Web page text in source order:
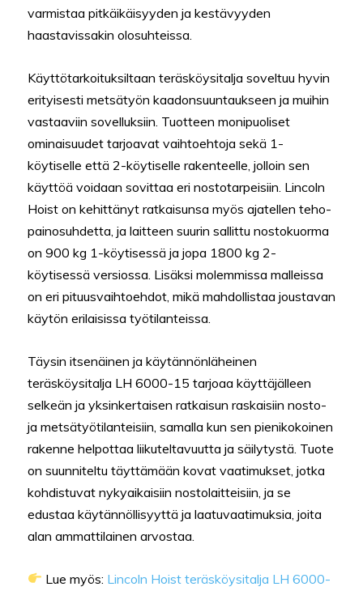
varmistaa pitkäikäisyyden ja kestävyyden
haastavissakin olosuhteissa.
Käyttötarkoituksiltaan teräsköysitalja soveltuu hyvin
erityisesti metsätyön kaadonsuuntaukseen ja muihin
vastaaviin sovelluksiin. Tuotteen monipuoliset
ominaisuudet tarjoavat vaihtoehtoja sekä 1-
köytiselle että 2-köytiselle rakenteelle, jolloin sen
käyttöä voidaan sovittaa eri nostotarpeisiin. Lincoln
Hoist on kehittänyt ratkaisunsa myös ajatellen teho-
painosuhdetta, ja laitteen suurin sallittu nostokuorma
on 900 kg 1-köytisessä ja jopa 1800 kg 2-
köytisessä versiossa. Lisäksi molemmissa malleissa
on eri pituusvaihtoehdot, mikä mahdollistaa joustavan
käytön erilaisissa työtilanteissa.
Täysin itsenäinen ja käytännönläheinen
teräsköysitalja LH 6000-15 tarjoaa käyttäjälleen
selkeän ja yksinkertaisen ratkaisun raskaisiin nosto-
ja metsätyötilanteisiin, samalla kun sen pienikokoinen
rakenne helpottaa liikuteltavuutta ja säilytystä. Tuote
on suunniteltu täyttämään kovat vaatimukset, jotka
kohdistuvat nykyaikaisiin nostolaitteisiin, ja se
edustaa käytännöllisyyttä ja laatuvaatimuksia, joita
alan ammattilainen arvostaa.
Lue myös: Lincoln Hoist teräsköysitalja LH 6000-